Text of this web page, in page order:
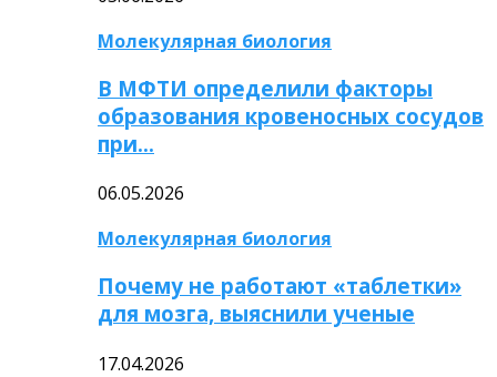
Молекулярная биология
В МФТИ определили факторы
образования кровеносных сосудов
при…
06.05.2026
Молекулярная биология
Почему не работают «таблетки»
для мозга, выяснили ученые
17.04.2026